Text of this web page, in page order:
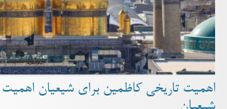
اهمیت تاریخی کاظمین برای شیعیان